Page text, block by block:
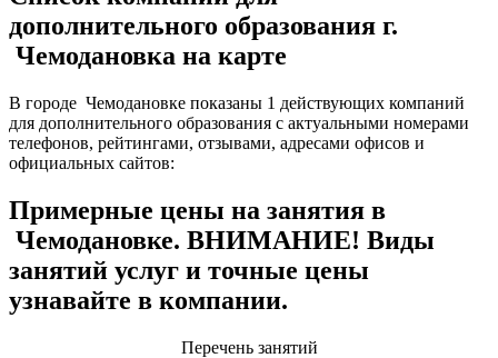
дополнительного образования г.
Чемодановка на карте
В городе Чемодановке показаны 1 действующих компаний
для дополнительного образования с актуальными номерами
телефонов, рейтингами, отзывами, адресами офисов и
официальных сайтов:
Примерные цены на занятия в
Чемодановке. ВНИМАНИЕ! Виды
занятий услуг и точные цены
узнавайте в компании.
Перечень занятий